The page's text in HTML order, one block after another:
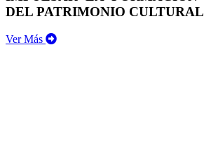
DEL PATRIMONIO CULTURAL
Ver Más